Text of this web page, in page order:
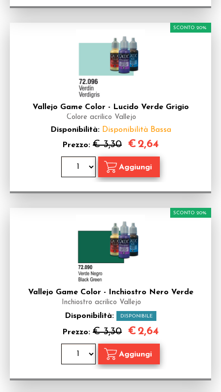
Vallejo Game Color - Lucido Verde Grigio
Colore acrilico Vallejo
Disponibilità: Disponibilità Bassa
Prezzo: € 3,30
SCONTO 20%
€ 2,64
Vallejo Game Color - Inchiostro Nero Verde
Inchiostro acrilico Vallejo
Disponibilità: DISPONIBILE
Prezzo: € 3,30
SCONTO 20%
€ 2,64